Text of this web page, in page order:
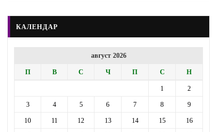
КАЛЕНДАР
август 2026
П В С Ч П С Н
1 2
3 4 5 6 7 8 9
10 11 12 13 14 15 16